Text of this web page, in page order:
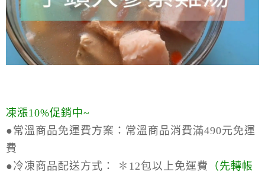
凍漲10%促銷中~
●常溫商品免運費方案： 常溫商品消費滿490元免運
費
●冷凍商品配送方式：
✽12包以上免運費 （ 先轉帳